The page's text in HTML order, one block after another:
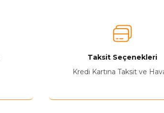
Taksit Seçenekleri
Kredi Kartına Taksit ve